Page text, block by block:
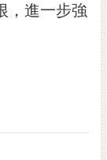
，進一步強